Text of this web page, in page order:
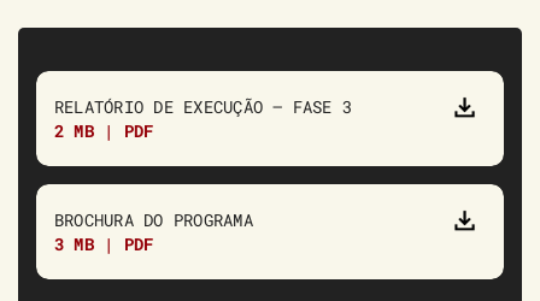
RELATÓRIO DE EXECUÇÃO – FASE 3
2 MB | PDF
BROCHURA DO PROGRAMA
3 MB | PDF